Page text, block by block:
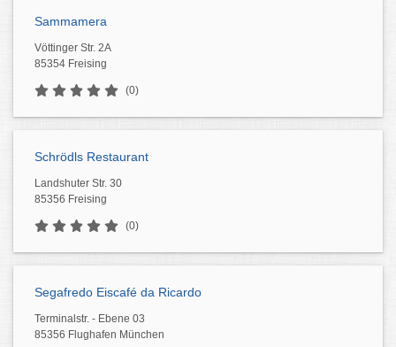
Sammamera
Vöttinger Str. 2A
85354 Freising
(0)
Schrödls Restaurant
Landshuter Str. 30
85356 Freising
(0)
Segafredo Eiscafé da Ricardo
Terminalstr. - Ebene 03
85356 Flughafen München